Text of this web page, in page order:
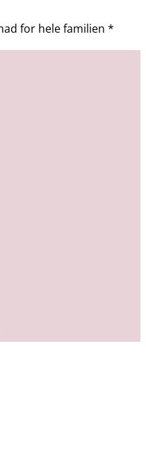
for hele familien *